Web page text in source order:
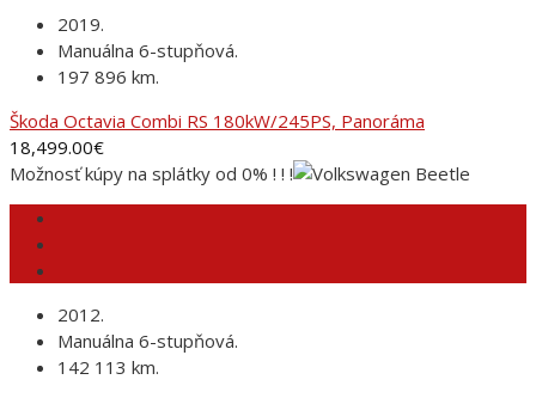
2019.
Manuálna 6-stupňová.
197 896 km.
Škoda Octavia Combi RS 180kW/245PS, Panoráma
18,499.00€
Možnosť kúpy na splátky od 0% ! ! !
2012.
Manuálna 6-stupňová.
142 113 km.